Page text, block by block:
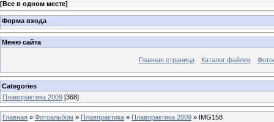
[Все в одном месте]
Форма входа
Меню сайта
Главная страница Каталог файлов
Categories
Плавпрактика 2009 [368]
Главная » Фотоальбом » Плавпрактика » Плавпрактика 2009 » IMG158